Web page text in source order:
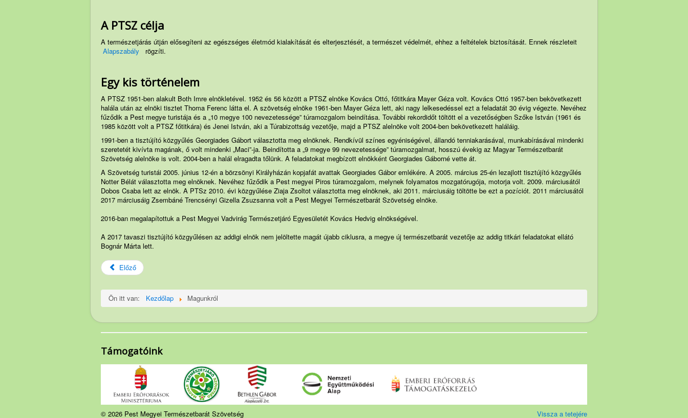
A PTSZ célja
A természetjárás útján elősegíteni az egészséges életmód kialakítását és elterjesztését, a természet védelmét, ehhez a feltételek biztosítását. Ennek részleteit
Alapszabály
rögzíti.
Egy kis történelem
A PTSZ 1951-ben alakult Both Imre elnökletével. 1952 és 56 között a PTSZ elnöke Kovács Ottó, főtitkára Mayer Géza volt. Kovács Ottó 1957-ben bekövetkezett
halála után az elnöki tisztet Thoma Ferenc látta el. A szövetség elnöke 1961-ben Mayer Géza lett, aki nagy lelkesedéssel ezt a feladatát 30 évig végezte. Nevéhez
fűződik a Pest megye turistája és a „10 megye 100 nevezetessége” túramozgalom beindítása. További rekordidőt töltött el a vezetőségben Szőke István (1961 és
1985 között volt a PTSZ főtitkára) és Jenei István, aki a Túrabizottság vezetője, majd a PTSZ alelnöke volt 2004-ben bekövetkezett haláláig.
1991-ben a tisztújító közgyűlés Georgiades Gábort választotta meg elnöknek. Rendkívül színes egyéniségével, állandó tenniakarásával, munkabírásával mindenki
szeretetét kivívta magának, ő volt mindenki „Maci”-ja. Beindította a „9 megye 99 nevezetessége” túramozgalmat, hosszú évekig az Magyar Természetbarát
Szövetség alelnöke is volt. 2004-ben a halál elragadta tőlünk. A feladatokat megbízott elnökként Georgiades Gáborné vette át.
A Szövetség turistái 2005. június 12-én a börzsönyi Királyházán kopjafát avattak Georgiades Gábor emlékére. A 2005. március 25-én lezajlott tisztújító közgyűlés
Notter Bélát választotta meg elnöknek. Nevéhez fűződik a Pest megyei Piros túramozgalom, melynek folyamatos mozgatórugója, motorja volt. 2009. márciusától
Dobos Csaba lett az elnök. A PTSz 2010. évi közgyűlése Ziaja Zsoltot választotta meg elnöknek, aki 2011. márciusáig töltötte be ezt a pozíciót. 2011 márciusától
2017 márciusáig Zsembáné Trencsényi Gizella Zsuzsanna volt a Pest Megyei Természetbarát Szövetség elnöke.
2016-ban megalapítottuk a Pest Megyei Vadvirág Természetjáró Egyesületét Kovács Hedvig elnökségével.
A 2017 tavaszi tisztújító közgyűlésen az addigi elnök nem jelöltette magát újabb ciklusra, a megye új természetbarát vezetője az addig titkári feladatokat ellátó
Bognár Márta lett.
Előző
Ön itt van: Kezdőlap Magunkról
Támogatóink
Vissza a tetejére
© 2026 Pest Megyei Természetbarát Szövetség